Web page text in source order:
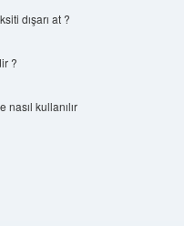
dışarı at ?
?
nasıl kullanılır